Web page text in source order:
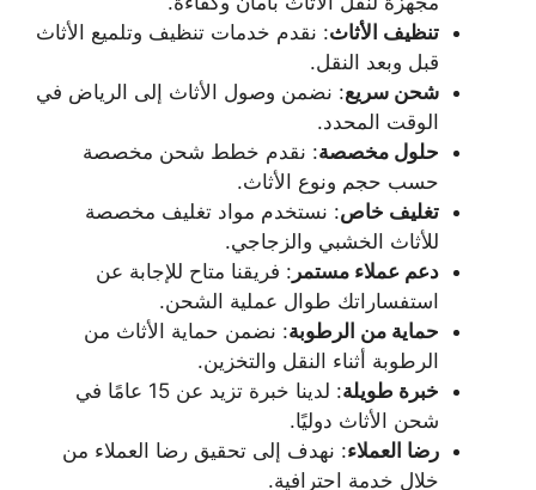
تنظيف الأثاث: نقدم خدمات تنظيف وتلميع الأثاث
قبل وبعد النقل.
شحن سريع: نضمن وصول الأثاث إلى الرياض في
الوقت المحدد.
حلول مخصصة: نقدم خطط شحن مخصصة
حسب حجم ونوع الأثاث.
تغليف خاص: نستخدم مواد تغليف مخصصة
للأثاث الخشبي والزجاجي.
دعم عملاء مستمر : فريقنا متاح للإجابة عن
استفساراتك طوال عملية الشحن.
حماية من الرطوبة: نضمن حماية الأثاث من
الرطوبة أثناء النقل والتخزين.
خبرة طويلة
: لدينا خبرة تزيد عن 15 عامًا في
شحن الأثاث دوليًا.
رضا العملاء: نهدف إلى تحقيق رضا العملاء من
خلال خدمة احترافية.